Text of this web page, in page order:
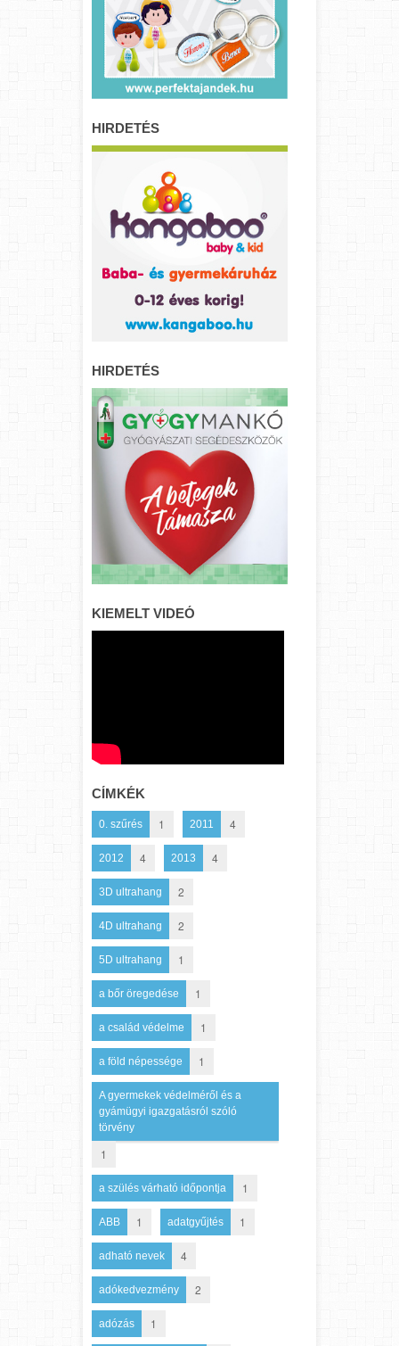
HIRDETÉS
HIRDETÉS
KIEMELT VIDEÓ
CÍMKÉK
0. szűrés 1 2011 4
2012 4 2013 4
3D ultrahang 2
4D ultrahang 2
5D ultrahang 1
a bőr öregedése 1
a család védelme 1
a föld népessége 1
A gyermekek védelméről és a
gyámügyi igazgatásról szóló
törvény
1
a szülés várható időpontja 1
ABB 1 adatgyűjtés 1
adható nevek 4
adókedvezmény 2
adózás 1